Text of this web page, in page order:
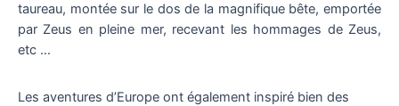
taureau, montée sur le dos de la magnifique bête, emportée
par Zeus en pleine mer, recevant les hommages de Zeus,
etc …
Les aventures d’Europe ont également inspiré bien des